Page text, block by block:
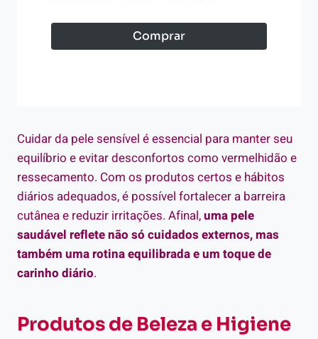
Comprar
Cuidar da pele sensível é essencial para manter seu
equilíbrio e evitar desconfortos como vermelhidão e
ressecamento. Com os produtos certos e hábitos
diários adequados, é possível fortalecer a barreira
cutânea e reduzir irritações. Afinal,uma pele
saudável reflete não só cuidados externos, mas
também uma rotina equilibrada e um toque de
carinho diário.
Produtos de Beleza e Higiene